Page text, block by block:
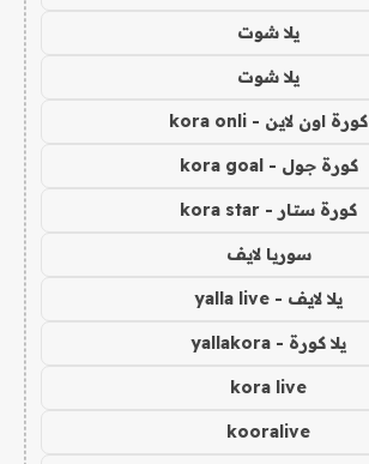
يلا شوت
يلا شوت
كورة اون لاين - kora onli
كورة جول - kora goal
كورة ستار - kora star
سوريا لايف
يلا لايف - yalla live
يلا كورة - yallakora
kora live
kooralive